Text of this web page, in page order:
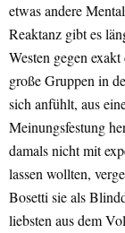
etwas andere
Reaktanz gibt es
Westen gegen
große Gruppen in
sich anfühlt, aus
Meinungsfestung
damals nicht mit
lassen wollten,
Bosetti sie als
liebsten aus dem